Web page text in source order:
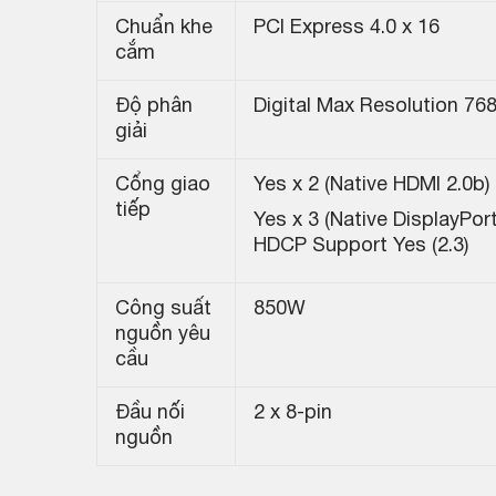
Chuẩn khe
cắm
PCI Express 4.0 x 16
Độ phân
giải
Digital Max Resolution
Cổng giao
tiếp
Yes x 2 (Native HDMI 2.0b)
Yes x 3 (Native
HDCP Support Yes (2.3)
Công suất
nguồn yêu
cầu
850W
Đầu nối
nguồn
2 x 8-pin